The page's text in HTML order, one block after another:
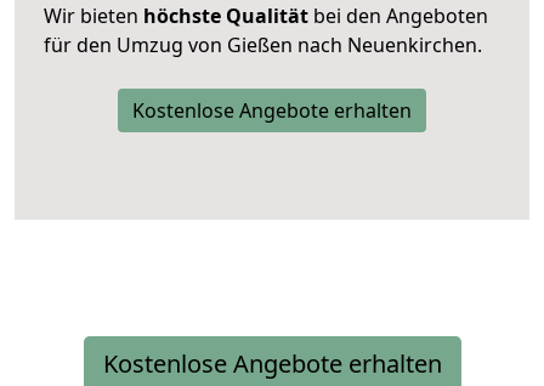
Wir bieten höchste Qualität bei den Angeboten
für den Umzug von Gießen nach Neuenkirchen.
Kostenlose Angebote erhalten
Kostenlose Angebote erhalten